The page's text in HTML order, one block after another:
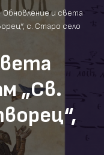
Обновление и света
с. Старо сeло
„Св.